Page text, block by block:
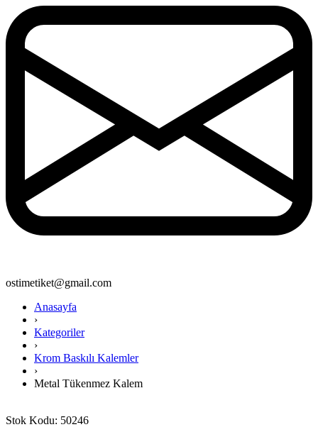
ostimetiket@gmail.com
Anasayfa
›
Kategoriler
›
Krom Baskılı Kalemler
›
Metal Tükenmez Kalem
Stok Kodu: 50246